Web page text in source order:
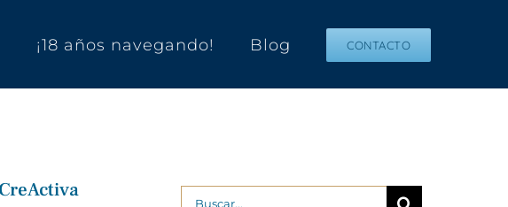
¡18 años navegando! Blog CONTACTO
Buscar: